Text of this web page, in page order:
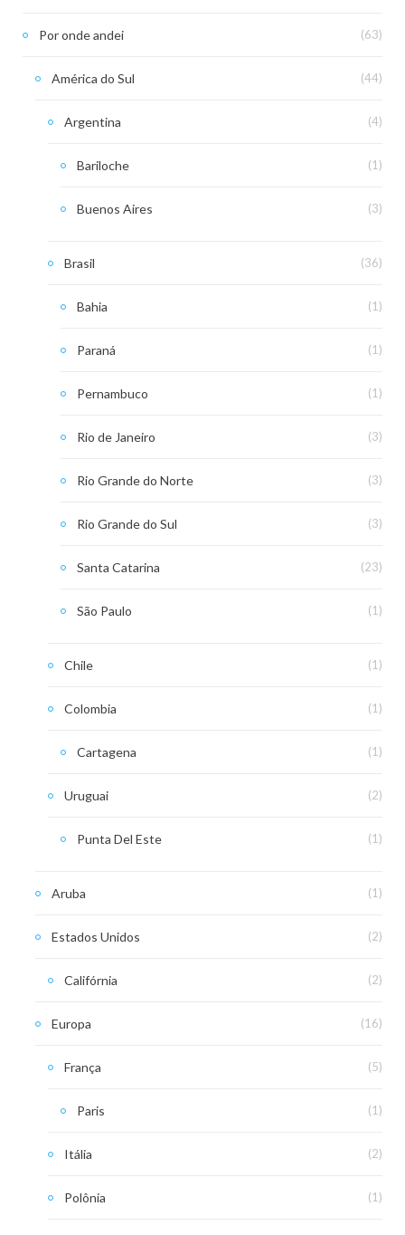
Por onde andei (63)
América do Sul (44)
Argentina (4)
Bariloche (1)
Buenos Aires (3)
Brasil (36)
Bahia (1)
Paraná (1)
Pernambuco (1)
Rio de Janeiro (3)
Rio Grande do Norte (3)
Rio Grande do Sul (3)
Santa Catarina (23)
São Paulo (1)
Chile (1)
Colombia (1)
Cartagena (1)
Uruguai (2)
Punta Del Este (1)
Aruba (1)
Estados Unidos (2)
Califórnia (2)
Europa (16)
França (5)
Paris (1)
Itália (2)
Polônia (1)